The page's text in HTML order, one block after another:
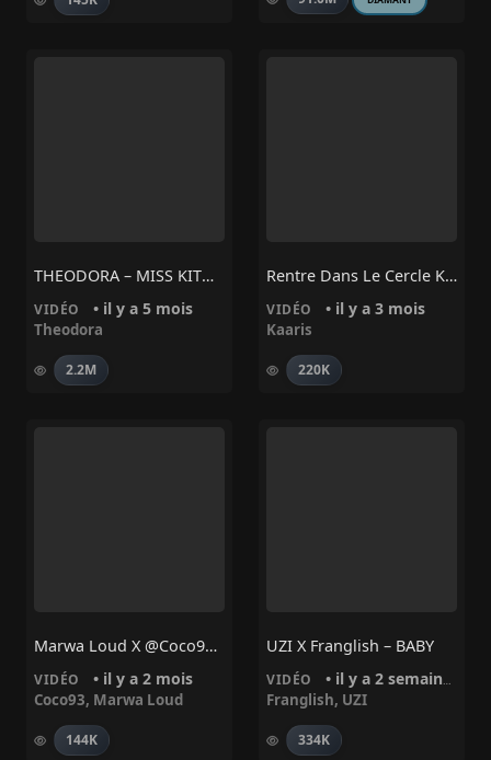
THEODORA – MISS KITOKO
VIDÉO • il y a 5 mois
Theodora
2.2M
Rentre Dans Le Cercle KAARIS
VIDÉO • il y a 3 mois
Kaaris
220K
Marwa Loud X @Coco93._ – La Rue A Ses Bandits
VIDÉO • il y a 2 mois
Coco93, Marwa Loud
144K
UZI X Franglish – BABY
VIDÉO • il y a 2 semaines
Franglish, UZI
334K